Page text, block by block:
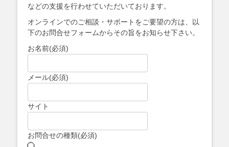
などの支援を行わせていただいております。
オンラインでのご相談・サポートをご要望の方は、以
下のお問合せフォームからその旨をお知らせ下さい。
お名前(必須)
メール(必須)
サイト
お問合せの種類(必須)